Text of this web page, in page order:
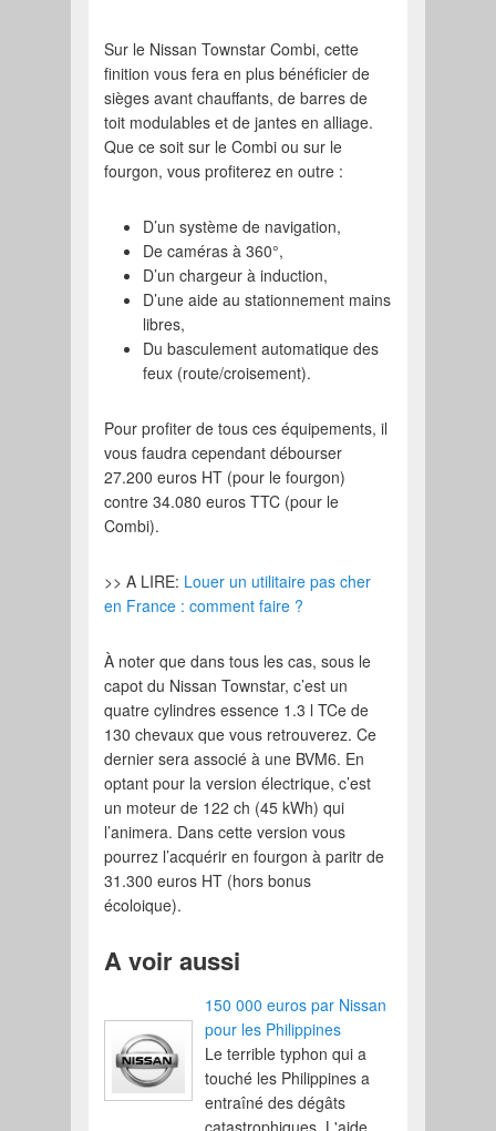
Sur le Nissan Townstar Combi, cette
finition vous fera en plus bénéficier de
sièges avant chauffants, de barres de
toit modulables et de jantes en alliage.
Que ce soit sur le Combi ou sur le
fourgon, vous profiterez en outre :
D’un système de navigation,
De caméras à 360°,
D’un chargeur à induction,
D’une aide au stationnement mains
libres,
Du basculement automatique des
feux (route/croisement).
Pour profiter de tous ces équipements, il
vous faudra cependant débourser
27.200 euros HT (pour le fourgon)
contre 34.080 euros TTC (pour le
Combi).
>> A LIRE: Louer un utilitaire pas cher
en France : comment faire ?
À noter que dans tous les cas, sous le
capot du Nissan Townstar, c’est un
quatre cylindres essence 1.3 l TCe de
130 chevaux que vous retrouverez. Ce
dernier sera associé à une BVM6. En
optant pour la version électrique, c’est
un moteur de 122 ch (45 kWh) qui
l’animera. Dans cette version vous
pourrez l’acquérir en fourgon à paritr de
31.300 euros HT (hors bonus
écoloique).
A voir aussi
150 000 euros par Nissan
pour les Philippines
Le terrible typhon qui a
touché les Philippines a
entraîné des dégâts